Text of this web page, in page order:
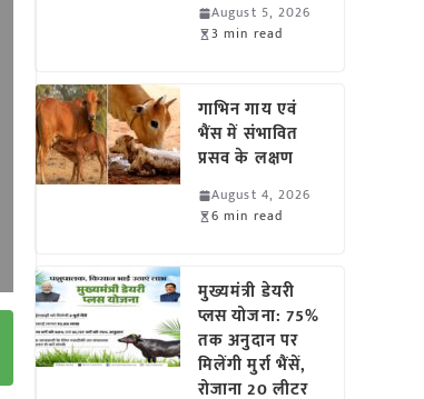
August 5, 2026
3 min read
गाभिन गाय एवं
भैंस में संभावित
प्रसव के लक्षण
August 4, 2026
6 min read
मुख्यमंत्री डेयरी
प्लस योजना: 75%
तक अनुदान पर
मिलेंगी मुर्रा भैंसें,
रोजाना 20 लीटर